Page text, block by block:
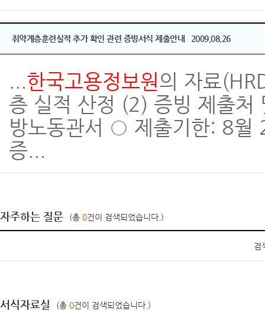
취약계층훈련실적 추가 확인 관련 증빙서식 제출안내 2009.08.26
...한국고용정보원의 자료
층 실적 산정 (2) 증빙 제출
방노동관서 ○ 제출기한: 8
증...
자주하는 질문 (총 0건이 검색되었습니다.)
검
서식자료실 (총 0건이 검색되었습니다.)